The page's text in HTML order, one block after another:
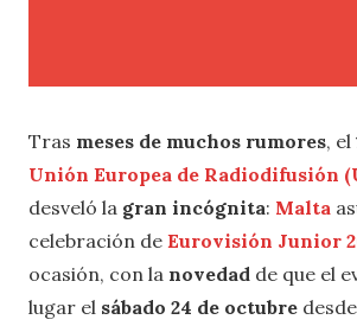
Tras meses de muchos rumores, el
Unión Europea de Radiodifusión
desveló la gran incógnita: Malta
celebración de Eurovisión Junior
ocasión, con la novedad de que el
lugar el sábado 24 de octubre